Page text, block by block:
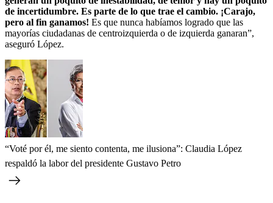
de incertidumbre. Es parte de lo que trae el cambio. ¡Carajo,
pero al fin ganamos! Es que nunca habíamos logrado que las
mayorías ciudadanas de centroizquierda o de izquierda ganaran”,
aseguró López.
“Voté por él, me siento contenta, me ilusiona”: Claudia López
respaldó la labor del presidente Gustavo Petro